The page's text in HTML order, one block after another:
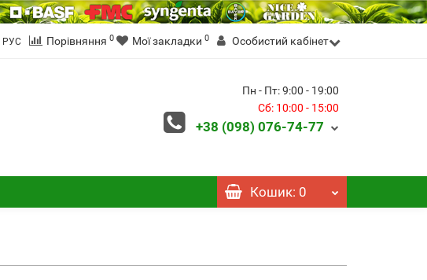
| РУС Порівняння 0 Мої закладки 0 Особистий кабінет
Пн - Пт: 9:00 - 19:00
Сб: 10:00 - 15:00
+38 (098) 076-74-77
Кошик: 0